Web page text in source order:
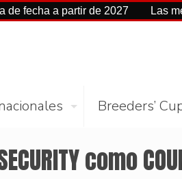
a partir de 2027 Las mejores
Breeders’
como